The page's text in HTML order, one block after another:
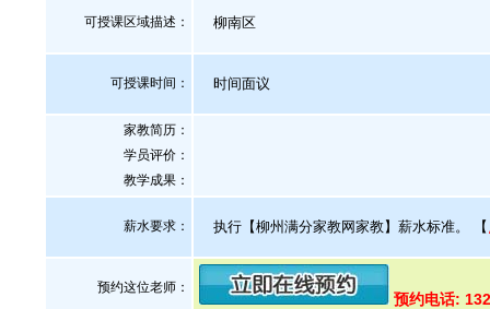
可授课区域描述： 柳南区
可授课时间： 时间面议
家教简历：
学员评价：
教学成果：
薪水要求： 执行【柳州满分家教网家教】薪水标准。 【
预约这位老师：
预约电话: